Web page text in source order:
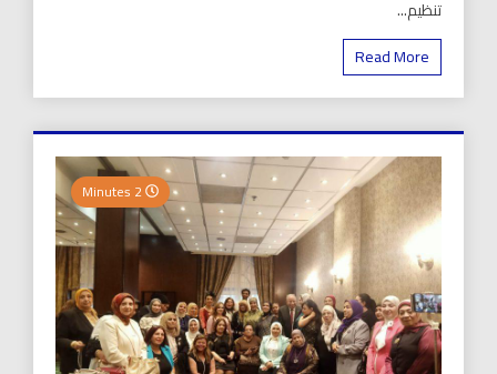
تنظيم...
Read More